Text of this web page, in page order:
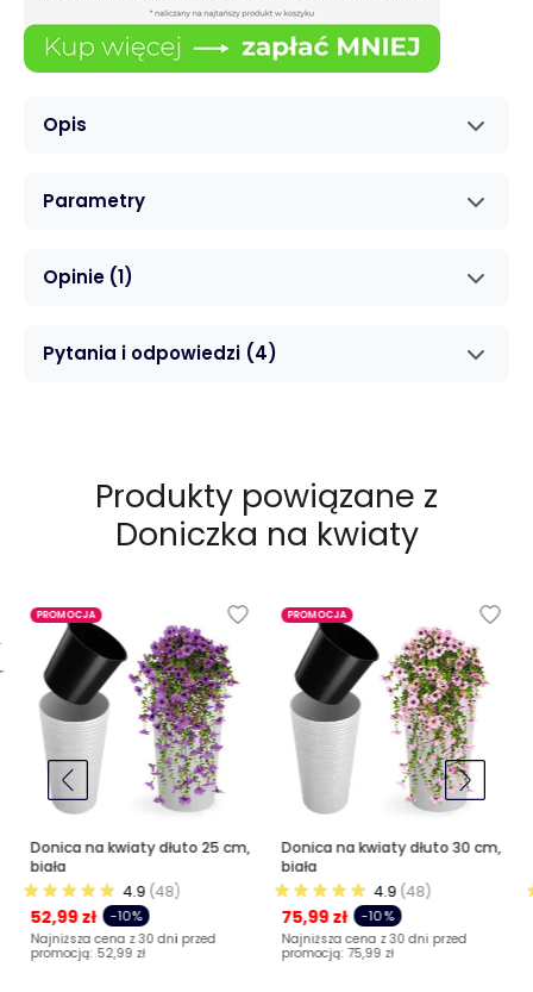
Opis
Parametry
Opinie (1)
Pytania i odpowiedzi (4)
Produkty powiązane z
Doniczka na kwiaty
PROMOCJA
Donica na kwiaty dłuto 25 cm,
biała
4.9 (48)
52,99 zł -10%
Najniższa cena z 30 dni przed
promocją: 52,99 zł
PROMOCJA
Donica na kwiaty dłuto 30 cm,
biała
4.9 (48)
75,99 zł -10%
Najniższa cena z 30 dni przed
promocją: 75,99 zł